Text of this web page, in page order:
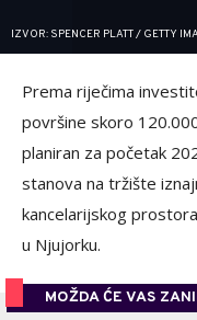
IZVOR: SPENCER PLATT / GETTY
Prema riječima
površine skoro
planiran za početak
stanova na tržište
kancelarijskog
u Njujorku.
MOŽDA ĆE VAS